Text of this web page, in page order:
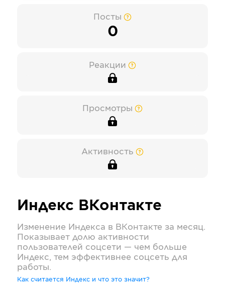
Посты
0
Реакции
Просмотры
Активность
Индекс ВКонтакте
Изменение Индекса в ВКонтакте за месяц.
Показывает долю активности
пользователей соцсети — чем больше
Индекс, тем эффективнее соцсеть для
работы.
Как считается Индекс и что это значит?